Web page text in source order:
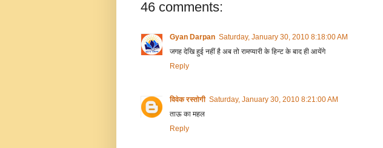
46 comments:
Gyan Darpan Saturday, January 30, 2010 8:18:00 AM
जगह देखि हुई नहीं है अब तो रामप्यारी के हिन्ट के बाद ही आयेंगे
Reply
विवेक रस्तोगी Saturday, January 30, 2010 8:21:00 AM
ताऊ का महल
Reply